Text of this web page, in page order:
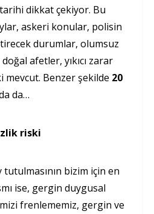
tarihi dikkat çekiyor. Bu
askeri konular, polisin
durumlar, olumsuz
afetler, yıkıcı zarar
mevcut. Benzer şekilde 20
da…
riski
bizim için en
ise, gergin duygusal
frenlememiz, gergin ve